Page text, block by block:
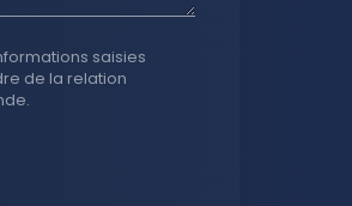
saisies
de la relation